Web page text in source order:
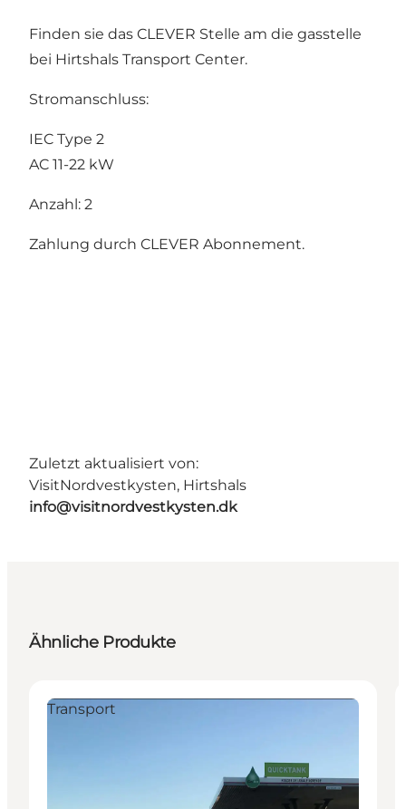
Finden sie das CLEVER Stelle am die gasstelle
bei Hirtshals Transport Center.
Stromanschluss:
IEC Type 2
AC 11-22 kW
Anzahl: 2
Zahlung durch CLEVER Abonnement.
Zuletzt aktualisiert von:
VisitNordvestkysten, Hirtshals
info@visitnordvestkysten.dk
Ähnliche Produkte
Transport